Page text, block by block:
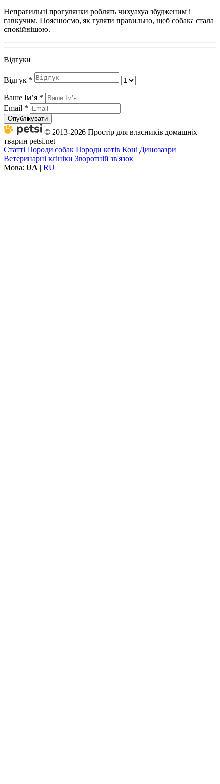
Неправильні прогулянки роблять чихуахуа збудженим і
гавкучим. Пояснюємо, як гуляти правильно, щоб собака стала
спокійнішою.
Відгуки
Відгук *
Ваше Імʼя *
Email *
Опублікувати
© 2013-2026 Простір для власників домашніх
тварин petsi.net
Статті Породи собак Породи котів Коні Динозаври
Ветеринарні клініки Зворотній зв'язок
Мова: UA | RU